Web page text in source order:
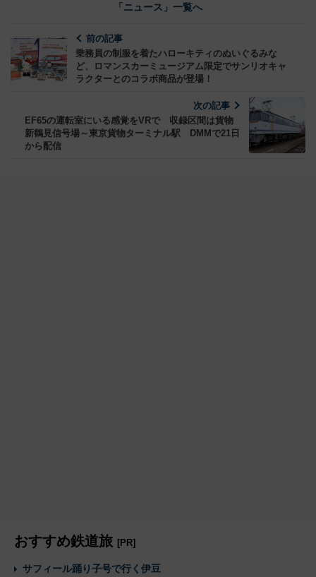
「ニュース」一覧へ
前の記事
乗務員の制服を着たハローキティのぬいぐるみな
ど、ロマンスカーミュージアム限定でサンリオキャ
ラクターとのコラボ商品が登場！
次の記事
EF65の運転室にいる感覚をVRで 収録区間は貨物
新鶴見信号場～東京貨物ターミナル駅 DMMで21日
から配信
おすすめ鉄道旅 [PR]
サフィール踊り子号で行く伊豆